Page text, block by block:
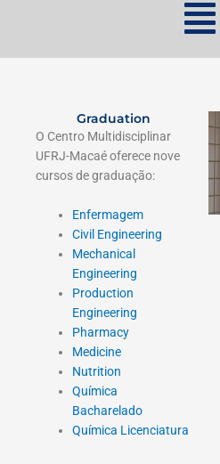
Graduation
O Centro Multidisciplinar
UFRJ-Macaé oferece nove
cursos de graduação:
Enfermagem
Civil Engineering
Mechanical
Engineering
Production
Engineering
Pharmacy
Medicine
Nutrition
Química
Bacharelado
Química Licenciatura